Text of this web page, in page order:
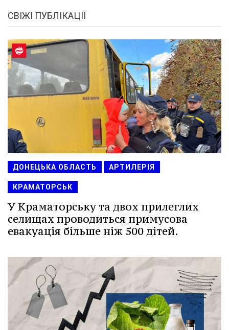
СВІЖІ ПУБЛІКАЦІЇ
ДОНЕЦЬКА ОБЛАСТЬ АРТИЛЕРІЯ
КРАМАТОРСЬК
У Краматорську та двох прилеглих
селищах проводиться примусова
евакуація більше ніж 500 дітей.